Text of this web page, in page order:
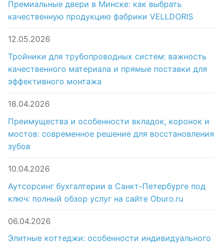
Премиальные двери в Минске: как выбрать
качественную продукцию фабрики VELLDORIS
12.05.2026
Тройники для трубопроводных систем: важность
качественного материала и прямые поставки для
эффективного монтажа
18.04.2026
Преимущества и особенности вкладок, коронок и
мостов: современное решение для восстановления
зубов
10.04.2026
Аутсорсинг бухгалтерии в Санкт-Петербурге под
ключ: полный обзор услуг на сайте Oburo.ru
06.04.2026
Элитные коттеджи: особенности индивидуального